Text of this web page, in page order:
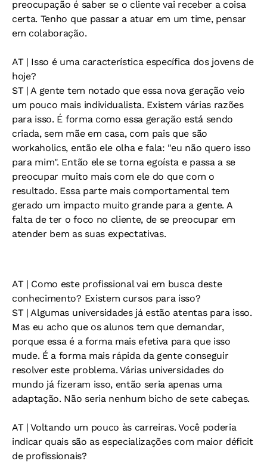
preocupação é saber se o cliente vai receber a coisa
certa. Tenho que passar a atuar em um time, pensar
em colaboração.
AT| Isso é uma característica específica dos jovens de
hoje?
ST| A gente tem notado que essa nova geração veio
um pouco mais individualista. Existem várias razões
para isso. É forma como essa geração está sendo
criada, sem mãe em casa, com pais que são
workaholics, então ele olha e fala: "eu não quero isso
para mim". Então ele se torna egoísta e passa a se
preocupar muito mais com ele do que com o
resultado. Essa parte mais comportamental tem
gerado um impacto muito grande para a gente. A
falta de ter o foco no cliente, de se preocupar em
atender bem as suas expectativas.
AT| Como este profissional vai em busca deste
conhecimento? Existem cursos para isso?
ST| Algumas universidades já estão atentas para isso.
Mas eu acho que os alunos tem que demandar,
porque essa é a forma mais efetiva para que isso
mude. É a forma mais rápida da gente conseguir
resolver este problema. Várias universidades do
mundo já fizeram isso, então seria apenas uma
adaptação. Não seria nenhum bicho de sete cabeças.
AT| Voltando um pouco às carreiras. Você poderia
indicar quais são as especializações com maior déficit
de profissionais?